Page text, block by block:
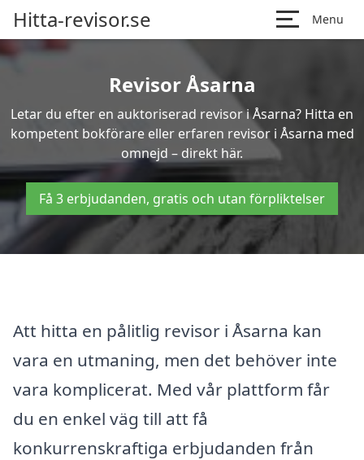
Hitta-revisor.se Menu
Revisor Åsarna
Letar du efter en auktoriserad revisor i Åsarna? Hitta en
kompetent bokförare eller erfaren revisor i Åsarna med
omnejd – direkt här.
Få 3 erbjudanden, gratis och utan förpliktelser
Att hitta en pålitlig revisor i Åsarna kan
vara en utmaning, men det behöver inte
vara komplicerat. Med vår plattform får
du en enkel väg till att få
konkurrenskraftiga erbjudanden från